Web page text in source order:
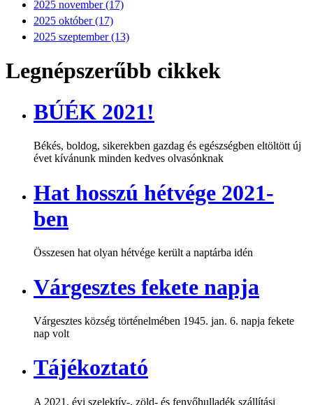
2025 november (17)
2025 október (17)
2025 szeptember (13)
Legnépszerűbb cikkek
BÚÉK 2021!
Békés, boldog, sikerekben gazdag és egészségben eltöltött új
évet kívánunk minden kedves olvasónknak
Hat hosszú hétvége 2021-
ben
Összesen hat olyan hétvége került a naptárba idén
Várgesztes fekete napja
Várgesztes község történelmében 1945. jan. 6. napja fekete
nap volt
Tájékoztató
A 2021. évi szelektív-, zöld- és fenyőhulladék szállítási